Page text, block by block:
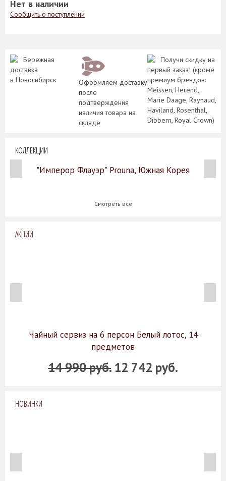
Нет в наличии
Сообщить о поступлении
Бережная
доставка
в Новосибирск
Оформляем доставку
после
подтверждения
наличия товара на
складе
Получи скидку на
первый заказ! (кроме
премиум брендов:
Meissen, Herend,
Marie Daage, Raynaud,
Haviland, Rosenthal,
Dibbern, Royal Crown)
КОЛЛЕКЦИИ
"Имперор Флауэр" Prouna, Южная Корея
Смотреть все
АКЦИИ
Чайный сервиз на 6 персон Белый лотос, 14
предметов
14 990 руб. 12 742 руб.
НОВИНКИ